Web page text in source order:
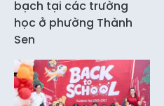
bạch tại các trường
học ở phường Thành
Sen